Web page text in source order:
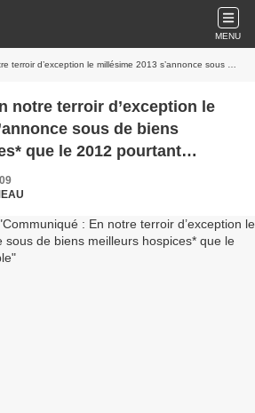
MENU
le millésime 2013 s’annonce sous de biens meilleurs hospices* que le 2012 pourtant remarquable
notre terroir d’exception le
sous de biens
que le 2012 pourtant